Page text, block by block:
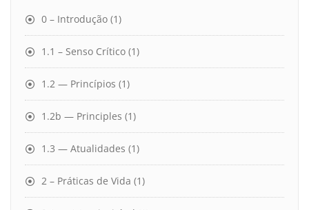
0 – Introdução (1)
1.1 – Senso Crítico (1)
1.2 — Princípios (1)
1.2b — Principles (1)
1.3 — Atualidades (1)
2 – Práticas de Vida (1)